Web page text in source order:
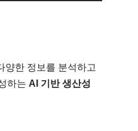
양한 정보를 분석하고
하는 AI 기반 생산성